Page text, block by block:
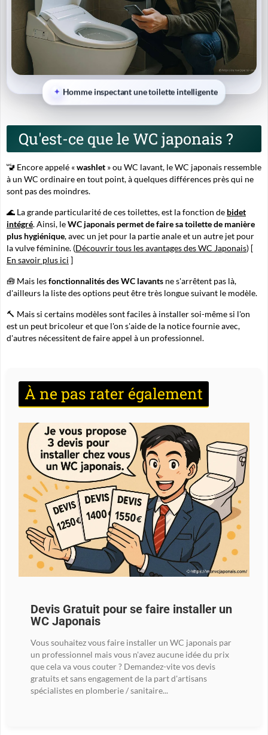
Homme inspectant une toilette intelligente
Qu'est-ce que le WC japonais ?
🚾 Encore appelé «washlet » ou WC lavant, le WC japonais ressemble
à un WC ordinaire en tout point, à quelques différences près qui ne
sont pas des moindres.
🌊 La grande particularité de ces toilettes, est la fonction de bidet
intégré. Ainsi, leWC japonais permet de faire sa toilette de manière
plus hygiénique, avec un jet pour la partie anale et un autre jet pour
la vulve féminine. (Découvrir tous les avantages des WC Japonais) [
En savoir plus ici ]
🧰 Mais lesfonctionnalités des WC lavants ne s'arrêtent pas là,
d'ailleurs la liste des options peut être très longue suivant le modèle.
🔨 Mais si certains modèles sont faciles à installer soi-même si l'on
est un peut bricoleur et que l'on s'aide de la notice fournie avec,
d'autres nécessitent de faire appel à un professionnel.
À ne pas rater également
Devis Gratuit pour se faire installer un
WC Japonais
Vous souhaitez vous faire installer un WC japonais par
un professionnel mais vous n'avez aucune idée du prix
que cela va vous couter ? Demandez-vite vos devis
gratuits et sans engagement de la part d'artisans
spécialistes en plomberie / sanitaire...